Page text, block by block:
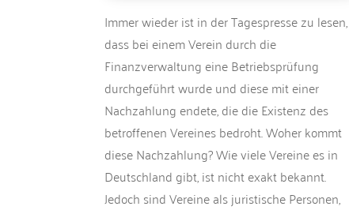
Immer wieder ist in der Tagespresse zu lesen,
dass bei einem Verein durch die
Finanzverwaltung eine Betriebsprüfung
durchgeführt wurde und diese mit einer
Nachzahlung endete, die die Existenz des
betroffenen Vereines bedroht. Woher kommt
diese Nachzahlung? Wie viele Vereine es in
Deutschland gibt, ist nicht exakt bekannt.
Jedoch sind Vereine als juristische Personen,